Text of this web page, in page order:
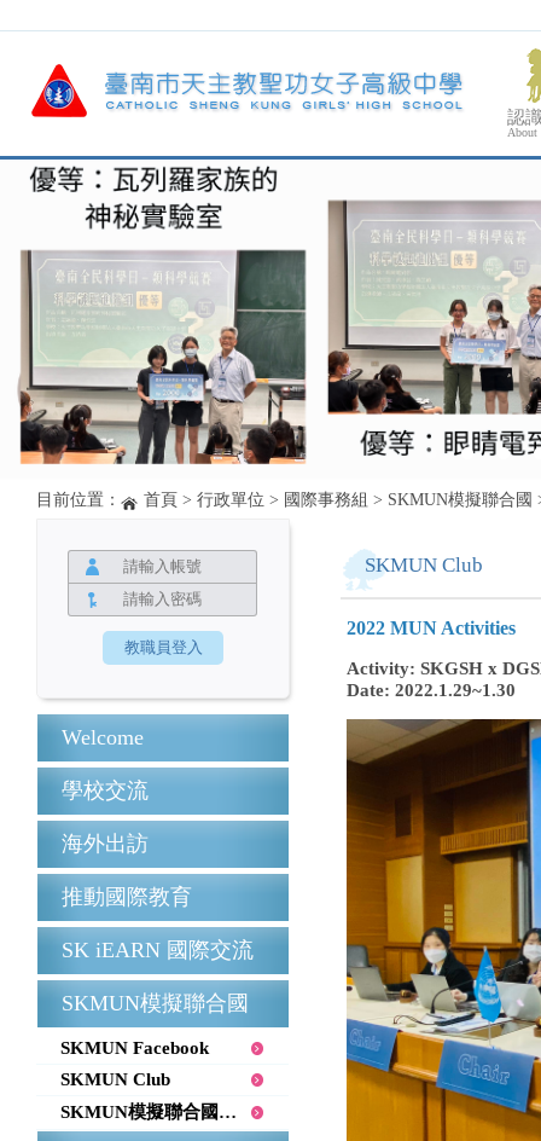
認
About
目前位置： 首頁 > 行政單位 > 國際事務組 > SKMUN模擬聯合國
Welcome
學校交流
海外出訪
推動國際教育
SK iEARN 國際交流
SKMUN模擬聯合國
SKMUN Facebook
SKMUN Club
SKMUN模擬聯合國會議
SKMUN Club
2022 MUN Activities
Activity: SKGSH x
Date: 2022.1.29~1.30